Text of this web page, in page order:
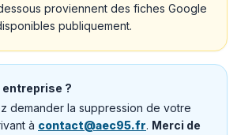
proviennent des fiches Google
publiquement.
entreprise ?
demander la suppression de votre
à contact@aec95.fr. Merci de